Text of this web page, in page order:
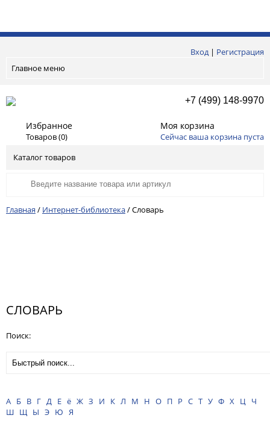
Вход| Регистрация
Главное меню
+7 (499) 148-9970
Избранное
Товаров (0)
Моя корзина
Сейчас ваша корзина пуста
Каталог товаров
Главная / Интернет-библиотека/Словарь
СЛОВАРЬ
Поиск:
А Б В Г Д Е ё Ж З И К Л М Н О П Р С Т У Ф Х Ц
Ч
Ш Щ Ы Э Ю Я